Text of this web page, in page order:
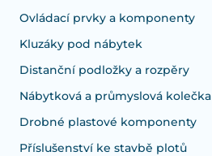
Ovládací prvky a komponenty
Kluzáky pod nábytek
Distanční podložky a rozpěry
Nábytková a průmyslová kolečka
Drobné plastové komponenty
Příslušenství ke stavbě plotů